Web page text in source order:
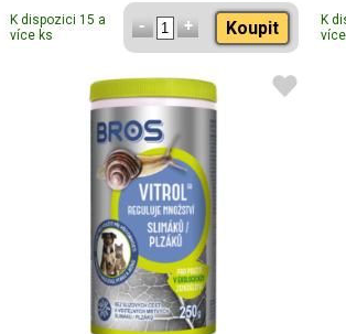
K dispozici 15 a
více ks
Koupit
K